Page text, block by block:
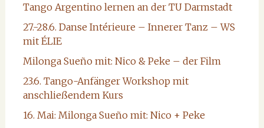
Tango Argentino lernen an der TU Darmstadt
27.-28.6. Danse Intérieure – Innerer Tanz – WS
mit ÉLIE
Milonga Sueño mit: Nico & Peke – der Film
23.6. Tango-Anfänger Workshop mit
anschließendem Kurs
16. Mai: Milonga Sueño mit: Nico + Peke